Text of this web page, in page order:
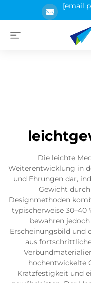
[email
Die leichte
Weiterentwicklung in
und Ehrungen dar,
Gewicht
Designmethoden
typischerweise 30–40
bewahren
Erscheinungsbild und
aus
hochentwickelte
Kratzfestigkeit und